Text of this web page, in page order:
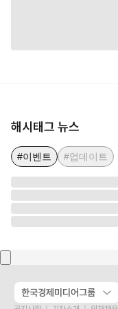
해시태그 뉴스
#이벤트 #업데이트
한국경제미디어그룹